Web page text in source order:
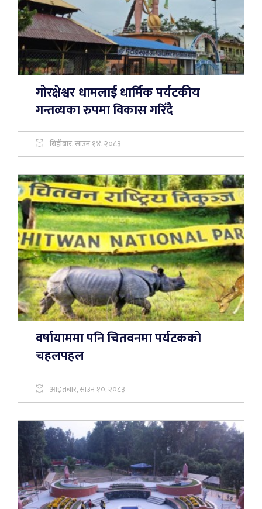
गोरक्षेश्वर धामलाई धार्मिक पर्यटकीय
गन्तव्यका रुपमा विकास गरिँदै
बिहीबार, साउन १४, २०८३
वर्षायाममा पनि चितवनमा पर्यटकको
चहलपहल
आइतबार, साउन १०, २०८३